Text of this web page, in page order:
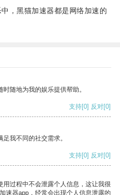
黑猫加速器都是网络加速的
随地为我的娱乐提供帮助。
支持[0] 反对[0]
我不同的社交需求。
支持[0] 反对[0]
用过程中不会泄露个人信息，这让我很
速器app，经常会出现个人信息泄露的